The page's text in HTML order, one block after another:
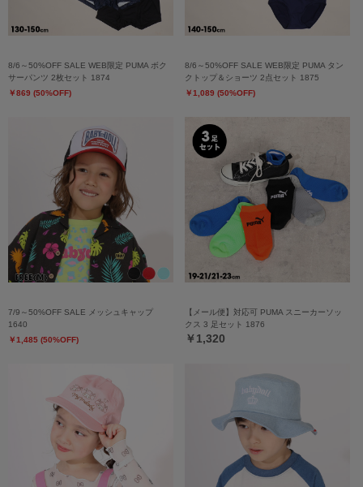
8/6～50%OFF SALE WEB限定 PUMA ボク
サーパンツ 2枚セット 1874
￥869 (50%OFF)
8/6～50%OFF SALE WEB限定 PUMA タン
クトップ＆ショーツ 2点セット 1875
￥1,089 (50%OFF)
7/9～50%OFF SALE メッシュキャップ
1640
￥1,485 (50%OFF)
【メール便】対応可 PUMA スニーカーソッ
クス 3 足セット 1876
￥1,320